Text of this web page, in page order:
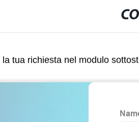
tua richiesta nel modulo